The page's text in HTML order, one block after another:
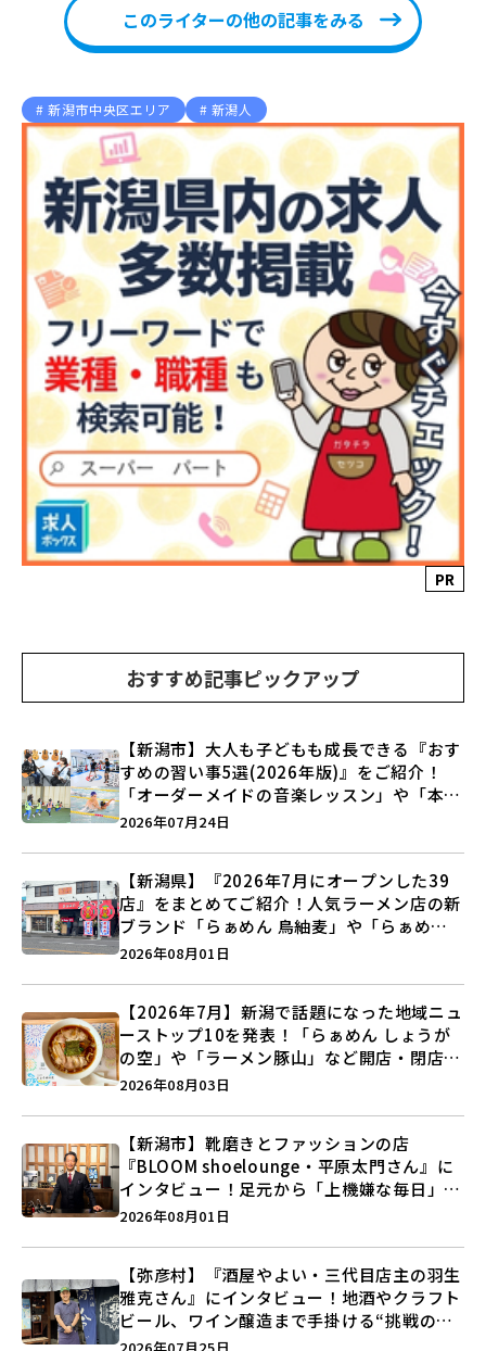
このライターの他の記事をみる
新潟市中央区エリア 新潟人
PR
おすすめ記事ピックアップ
【新潟市】大人も子どもも成長できる『おす
すめの習い事5選(2026年版)』をご紹介！
「オーダーメイドの音楽レッスン」や「本格
キックボクシング」で新しい自分を見つけよ
2026年07月24日
【新潟県】『2026年7月にオープンした39
店』をまとめてご紹介！人気ラーメン店の新
ブランド「らぁめん 鳥紬麦」や「らぁめん
しょうがの空」など盛りだくさん♪
2026年08月01日
【2026年7月】新潟で話題になった地域ニュ
ーストップ10を発表！「らぁめん しょうが
の空」や「ラーメン豚山」など開店・閉店の
注目記事をランキングでご紹介♪
2026年08月03日
【新潟市】靴磨きとファッションの店
『BLOOM shoelounge・平原太門さん』に
インタビュー！足元から「上機嫌な毎日」を
つくる装いの提案とは？
2026年08月01日
【弥彦村】『酒屋やよい・三代目店主の羽生
雅克さん』にインタビュー！地酒やクラフト
ビール、ワイン醸造まで手掛ける“挑戦の歴
史”に迫る♪